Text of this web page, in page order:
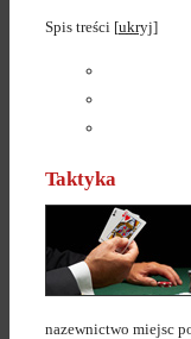
Spis treści [ukryj]
Taktyka
nazewnictwo miejsc